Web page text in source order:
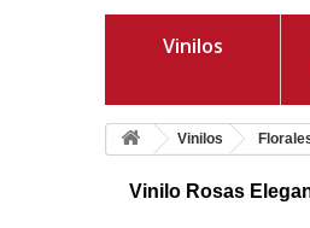
Vinilos
Vinilos
Vinilo Rosas